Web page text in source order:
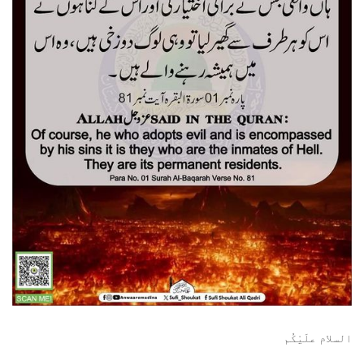
السلام علَيْكُم